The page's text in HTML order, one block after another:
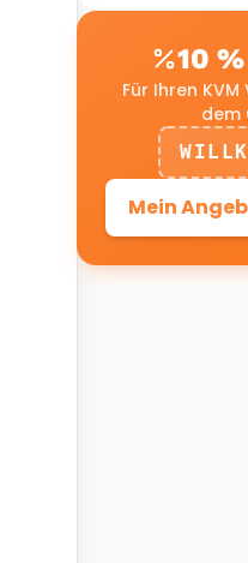
10
Für Ihren KVM
dem
Mein